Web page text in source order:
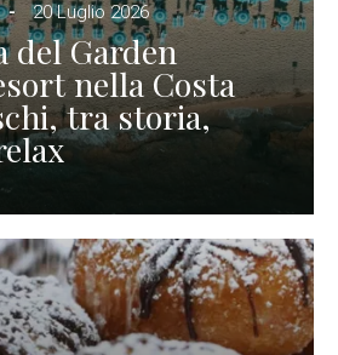
20 Luglio 2026
del Garden
nella Costa
tra storia,